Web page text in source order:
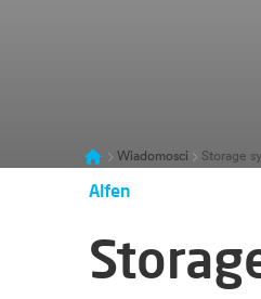
Wiadomosci Storage
Alfen